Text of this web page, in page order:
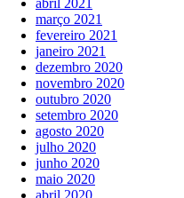
março 2021
fevereiro 2021
janeiro 2021
dezembro 2020
novembro 2020
outubro 2020
setembro 2020
agosto 2020
julho 2020
junho 2020
maio 2020
abril 2020